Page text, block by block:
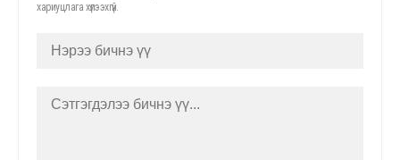
хариуцлага хүлээхгүй.